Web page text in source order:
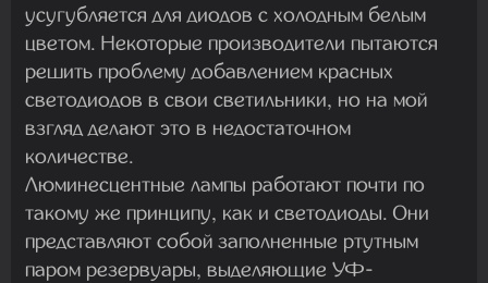
усугубляется для диодов с холодным белым
цветом. Некоторые производители пытаются
решить проблему добавлением красных
светодиодов в свои светильники, но на мой
взгляд делают это в недостаточном
количестве.
Люминесцентные лампы работают почти по
такому же принципу, как и светодиоды. Они
представляют собой заполненные ртутным
паром резервуары, выделяющие УФ-